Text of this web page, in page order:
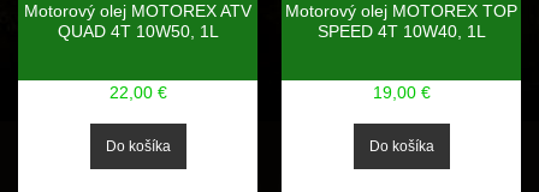
Motorový olej MOTOREX ATV
QUAD 4T 10W50, 1L
22,00 €
Motorový olej MOTOREX TOP
SPEED 4T 10W40, 1L
19,00 €